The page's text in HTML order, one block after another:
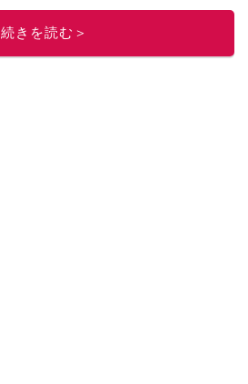
このイチオシストの他の記事を読む
続きを読む＞